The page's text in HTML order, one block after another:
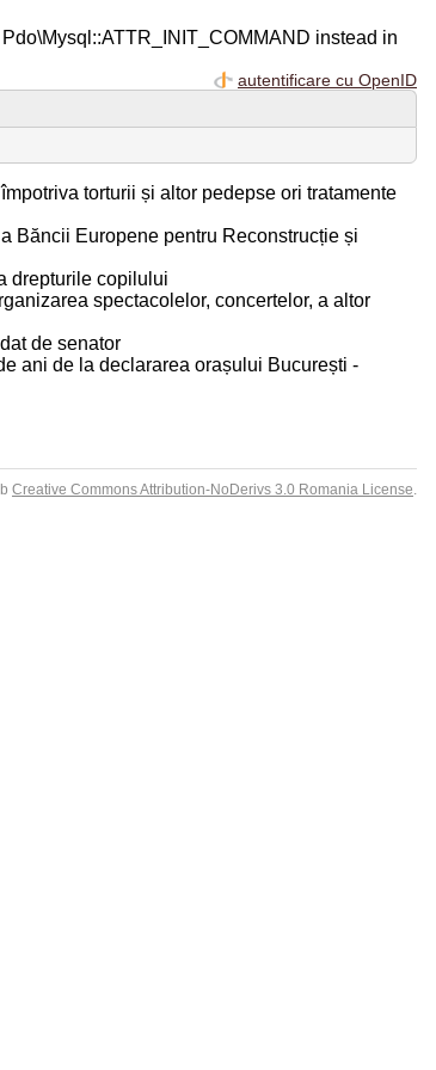
instead in
autentificare cu OpenID
torturii și altor pedepse ori tratamente
Băncii Europene pentru Reconstrucție și
drepturile copilului
spectacolelor, concertelor, a altor
de senator
ani de la declararea orașului București -
Creative Commons Attribution-NoDerivs 3.0 Romania License.